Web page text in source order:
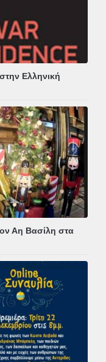
Ελληνική
Αη Βασίλη στα